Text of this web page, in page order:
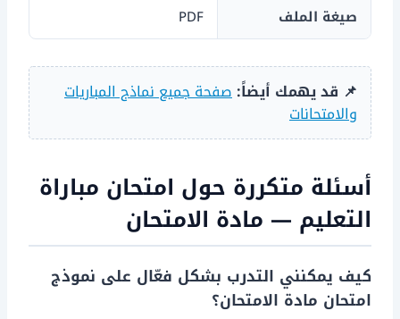
صيغة الملف
PDF
📌 قد يهمك أيضاً:صفحة جميع نماذج المباريات
والامتحانات
أسئلة متكررة حول امتحان مباراة
التعليم — مادة الامتحان
كيف يمكنني التدرب بشكل فعّال على نموذج
امتحان مادة الامتحان؟